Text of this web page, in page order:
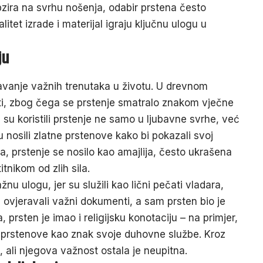
na svrhu nošenja, odabir prstena često
izrade i materijal igraju ključnu ulogu u
važnih trenutaka u životu. U drevnom
zbog čega se prstenje smatralo znakom vječne
koristili prstenje ne samo u ljubavne svrhe, već
zlatne prstenove kako bi pokazali svoj
prstenje se nosilo kao amajlija, često ukrašena
od zlih sila.
ulogu, jer su služili kao lični pečati vladara,
važni dokumenti, a sam prsten bio je
prsten je imao i religijsku konotaciju – na primjer,
kao znak svoje duhovne službe. Kroz
njegova važnost ostala je neupitna.